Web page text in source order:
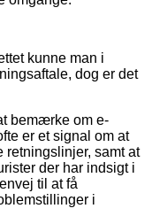
kunne man i
dog er det
bemærke om e-
er et signal om at
retningslinjer, samt at
der har indsigt i
til at få
i